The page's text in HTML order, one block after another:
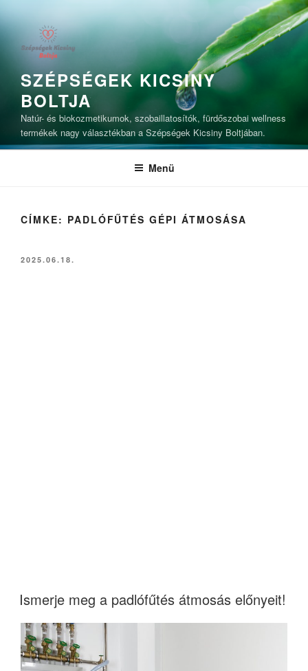
SZÉPSÉGEK KICSINY
BOLTJA
Natúr- és biokozmetikumok, szobaillatosítók, fürdőszobai wellness
termékek nagy választékban a Szépségek Kicsiny Boltjában.
Menü
CÍMKE: PADLÓFŰTÉS GÉPI ÁTMOSÁSA
BEKÜLDVE:
2025.06.18.
Ismerje meg a padlófűtés átmosás előnyeit!